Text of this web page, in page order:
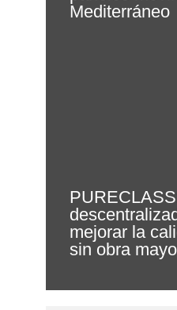
Mediterráneo
mejorar la
sin obra